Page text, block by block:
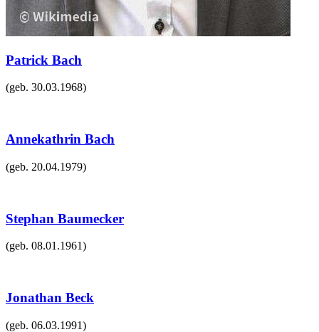
Patrick Bach
(geb. 30.03.1968)
Annekathrin Bach
(geb. 20.04.1979)
Stephan Baumecker
(geb. 08.01.1961)
Jonathan Beck
(geb. 06.03.1991)